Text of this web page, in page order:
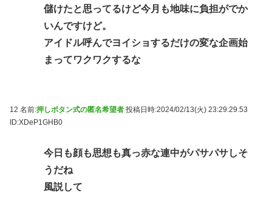
儲けたと思ってるけど今月も地味に負担がでか
いんですけど。
アイドル呼んでヨイショするだけの変な企画始
まってワクワクするな
12 名前:押しボタン式の匿名希望者 投稿日時:2024/02/13(火) 23:29:29.53
ID:XDeP1GHB0
今日も顔も思想も真っ赤な連中がパサパサしそ
うだね
風説して